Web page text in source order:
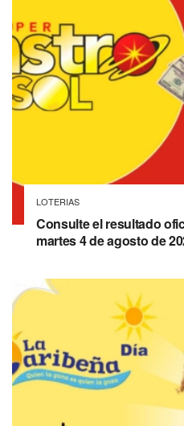
LOTERIAS
Consulte el resultado
martes 4 de agosto de